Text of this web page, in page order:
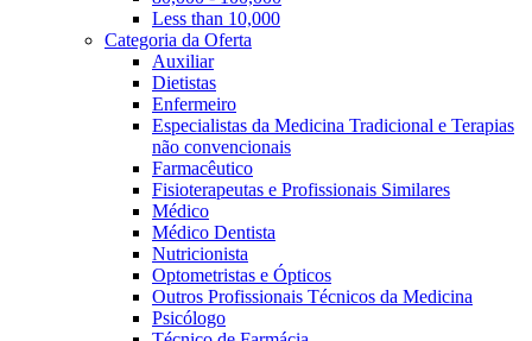
Less than 10,000
Categoria da Oferta
Auxiliar
Dietistas
Enfermeiro
Especialistas da Medicina Tradicional e Terapias
não convencionais
Farmacêutico
Fisioterapeutas e Profissionais Similares
Médico
Médico Dentista
Nutricionista
Optometristas e Ópticos
Outros Profissionais Técnicos da Medicina
Psicólogo